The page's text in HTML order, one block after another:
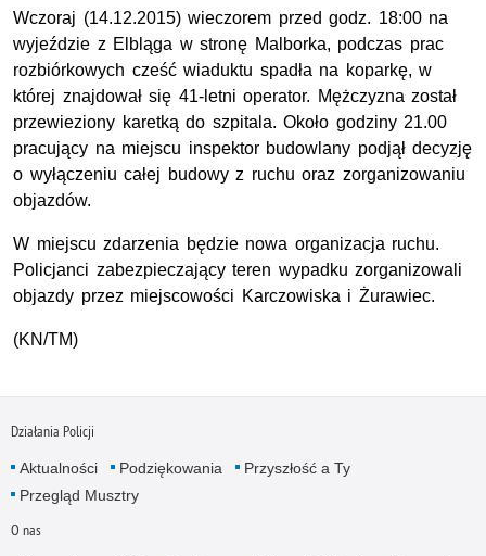
Wczoraj (14.12.2015) wieczorem przed godz. 18:00 na
wyjeździe z Elbląga w stronę Malborka, podczas prac
rozbiórkowych cześć wiaduktu spadła na koparkę, w
której znajdował się 41-letni operator. Mężczyzna został
przewieziony karetką do szpitala. Około godziny 21.00
pracujący na miejscu inspektor budowlany podjął decyzję
o wyłączeniu całej budowy z ruchu oraz zorganizowaniu
objazdów.
W miejscu zdarzenia będzie nowa organizacja ruchu.
Policjanci zabezpieczający teren wypadku zorganizowali
objazdy przez miejscowości Karczowiska i Żurawiec.
(KN/TM)
Działania Policji
Aktualności Podziękowania
Przyszłość a Ty
Przegląd Musztry
O nas